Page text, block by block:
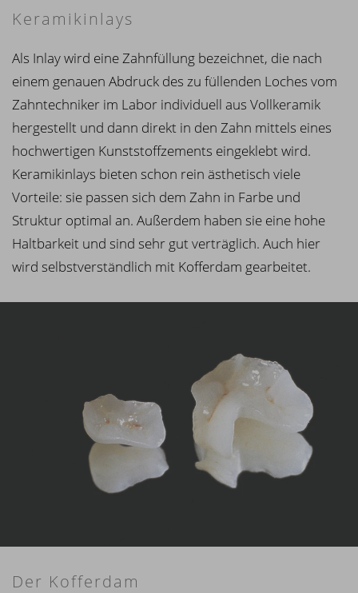
Keramikinlays
Als Inlay wird eine Zahnfüllung bezeichnet, die nach
einem genauen Abdruck des zu füllenden Loches vom
Zahntechniker im Labor individuell aus Vollkeramik
hergestellt und dann direkt in den Zahn mittels eines
hochwertigen Kunststoffzements eingeklebt wird.
Keramikinlays bieten schon rein ästhetisch viele
Vorteile: sie passen sich dem Zahn in Farbe und
Struktur optimal an. Außerdem haben sie eine hohe
Haltbarkeit und sind sehr gut verträglich. Auch hier
wird selbstverständlich mit Kofferdam gearbeitet.
Der Kofferdam